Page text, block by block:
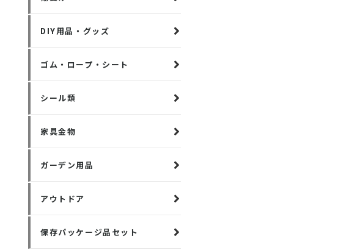
DIY用品・グッズ
ゴム・ロープ・シート
シール類
家具金物
ガーデン用品
アウトドア
保存パッケージ品セット